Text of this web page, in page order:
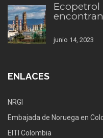
Ecopetrol
junio 14, 2023
ENLACES
NRGI
Embajada de Noruega en
EITI Colombia